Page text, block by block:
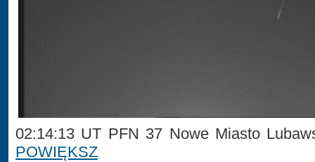
02:14:13 UT PFN 37 Nowe Miasto
POWIĘKSZ